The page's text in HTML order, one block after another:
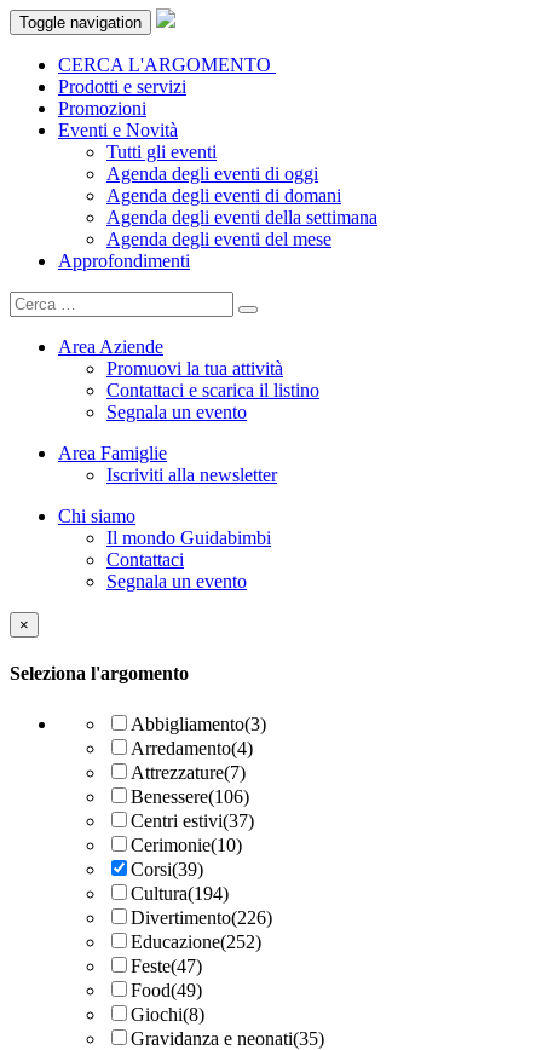
Toggle navigation
CERCA L'ARGOMENTO
Prodotti e servizi
Promozioni
Eventi e Novità
Tutti gli eventi
Agenda degli eventi di oggi
Agenda degli eventi di domani
Agenda degli eventi della settimana
Agenda degli eventi del mese
Approfondimenti
Area Aziende
Promuovi la tua attività
Contattaci e scarica il listino
Segnala un evento
Area Famiglie
Iscriviti alla newsletter
Chi siamo
Il mondo Guidabimbi
Contattaci
Segnala un evento
×
Seleziona l'argomento
Abbigliamento(3)
Arredamento(4)
Attrezzature(7)
Benessere(106)
Centri estivi(37)
Cerimonie(10)
Corsi(39)
Cultura(194)
Divertimento(226)
Educazione(252)
Feste(47)
Food(49)
Giochi(8)
Gravidanza e neonati(35)